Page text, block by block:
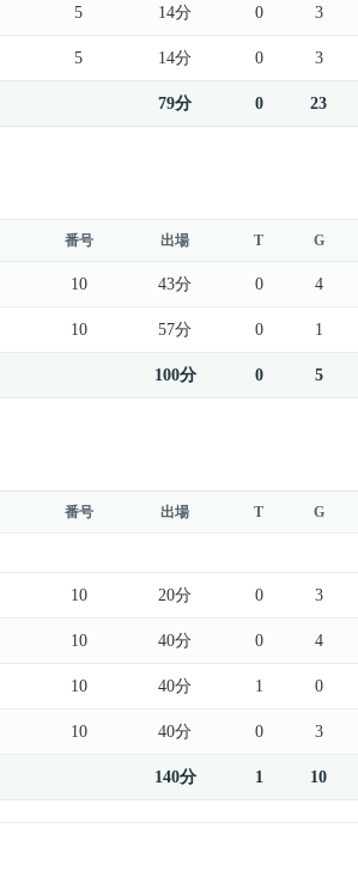
5 14分 0 3
5 14分 0 3
79分 0 23
番号 出場 T G
10 43分 0 4
10 57分 0 1
100分 0 5
番号 出場 T G
10 20分 0 3
10 40分 0 4
10 40分 1 0
10 40分 0 3
140分 1 10